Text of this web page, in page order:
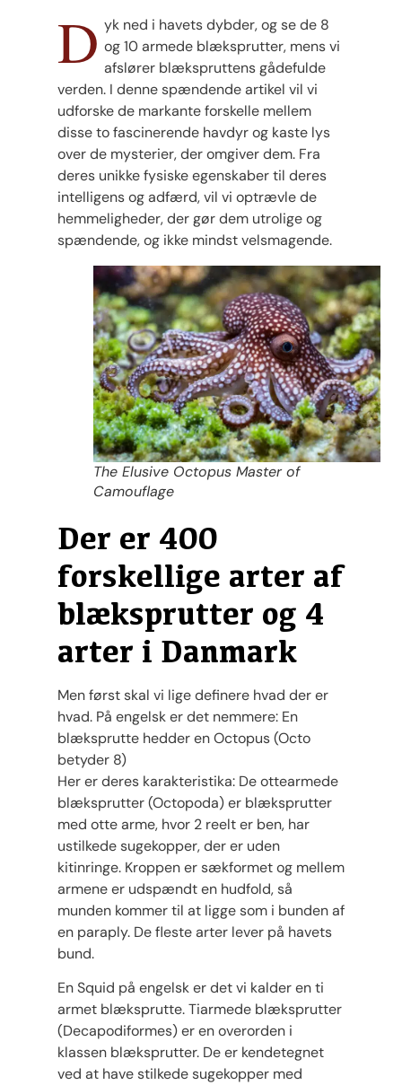
D yk ned i havets dybder, og se de 8
og 10 armede blæksprutter, mens vi
afslører blækspruttens gådefulde
verden. I denne spændende artikel vil vi
udforske de markante forskelle mellem
disse to fascinerende havdyr og kaste lys
over de mysterier, der omgiver dem. Fra
deres unikke fysiske egenskaber til deres
intelligens og adfærd, vil vi optrævle de
hemmeligheder, der gør dem utrolige og
spændende, og ikke mindst velsmagende.
The Elusive Octopus Master of
Camouflage
Der er 400
forskellige arter af
blæksprutter og 4
arter i Danmark
Men først skal vi lige definere hvad der er
hvad. På engelsk er det nemmere: En
blæksprutte hedder en Octopus (Octo
betyder 8)
Her er deres karakteristika: De ottearmede
blæksprutter (Octopoda) er blæksprutter
med otte arme, hvor 2 reelt er ben, har
ustilkede sugekopper, der er uden
kitinringe. Kroppen er sækformet og mellem
armene er udspændt en hudfold, så
munden kommer til at ligge som i bunden af
en paraply. De fleste arter lever på havets
bund.
En Squid på engelsk er det vi kalder en ti
armet blæksprutte. Tiarmede blæksprutter
(Decapodiformes) er en overorden i
klassen blæksprutter. De er kendetegnet
ved at have stilkede sugekopper med